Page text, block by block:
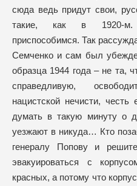
сюда ведь придут свои,
такие, как в 1920-м.
приспособимся. Так
Семченко и сам был
образца 1944 года – не та,
справедливую,
нацистской нечисти,
думать в такую минуту о
уезжают в никуда… Кто
генералу Попову и
эвакуироваться с
красных, а потому что